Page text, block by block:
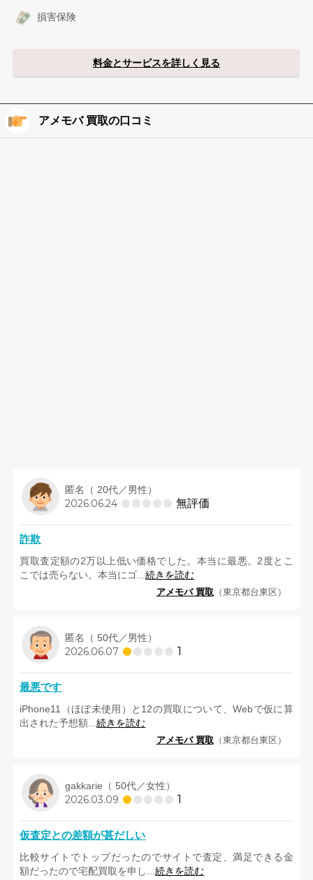
損害保険
料金とサービスを詳しく見る
アメモバ 買取の口コミ
匿名（ 20代／男性）
2026.06.24 無評価
詐欺
買取査定額の2万以上低い価格でした。本当に最悪。2度とこ
こでは売らない。本当にゴ...続きを読む
アメモバ 買取 （東京都台東区）
匿名（ 50代／男性）
2026.06.07 1
最悪です
iPhone11（ほぼ未使用）と12の買取について、Webで仮に算
出された予想額...続きを読む
アメモバ 買取 （東京都台東区）
gakkarie（ 50代／女性）
2026.03.09 1
仮査定との差額が甚だしい
比較サイトでトップだったのでサイトで査定、満足できる金
額だったので宅配買取を申し...続きを読む